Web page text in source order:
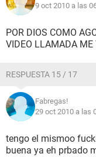
9 oct 2010 a las
POR DIOS COMO
VIDEO LLAMADA ME
RESPUESTA 15 / 17
Fabregas!
29 oct 2010 a las
tengo el mismoo
buena ya eh prbado